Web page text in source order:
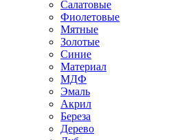
Салатовые
Фиолетовые
Мятные
Золотые
Синие
Материал
МДФ
Эмаль
Акрил
Береза
Дерево